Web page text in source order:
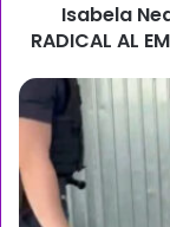
NOASTREIsabela
RADICAL AL
VIDEO
|
Percheziții
domiciliare
efectuate
la